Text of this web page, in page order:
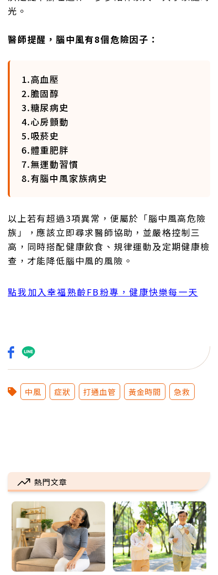
光。
醫師提醒，腦中風有8個危險因子：
1.高血壓
2.膽固醇
3.糖尿病史
4.心房顫動
5.吸菸史
6.體重肥胖
7.無運動習慣
8.有腦中風家族病史
以上若有超過3項異常，便屬於「腦中風高危險
族」，應該立即尋求醫師協助，並嚴格控制三
高，同時搭配健康飲食、規律運動及定期健康檢
查，才能降低腦中風的風險。
點我加入幸福熟齡FB粉專，健康快樂每一天
中風 症狀 打通血管 黃金時間 急救
熱門文章